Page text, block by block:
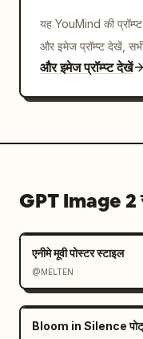
यह YouMind की प्रॉम्प्ट
और इमेज प्रॉम्प्ट देखें,
और इमेज प्रॉम्प्ट देखें
GPT Image
एनीमे मूवी पोस्टर स्टाइल
@MELTEN
Bloom in Silence